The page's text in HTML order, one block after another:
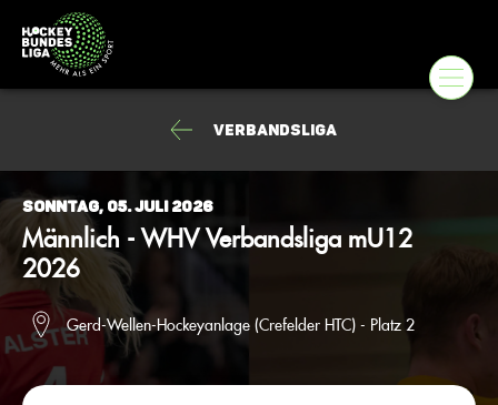
Verbandsliga
Sonntag, 05. Juli 2026
Männlich - WHV Verbandsliga mU12
2026
Gerd-Wellen-Hockeyanlage (Crefelder HTC) - Platz 2